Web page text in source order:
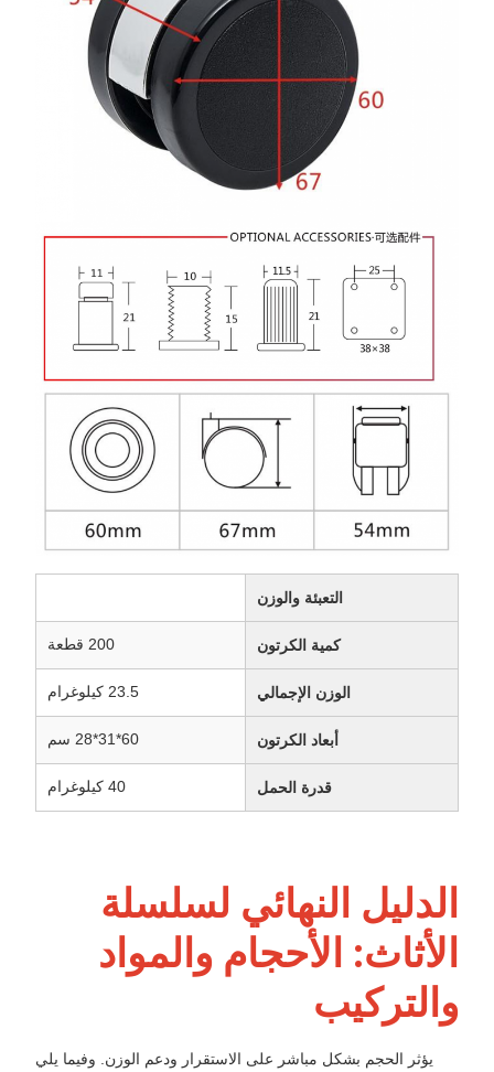
التعبئة والوزن
كمية الكرتون 200 قطعة
الوزن الإجمالي 23.5 كيلوغرام
أبعاد الكرتون 60*31*28 سم
قدرة الحمل 40 كيلوغرام
الدليل النهائي لسلسلة
الأثاث: الأحجام والمواد
والتركيب
يؤثر الحجم بشكل مباشر على الاستقرار ودعم الوزن. وفيما يلي